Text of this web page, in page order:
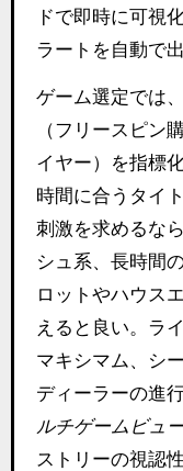
ドで即時に可視
ラートを自動で
ゲーム選定では、
（フリースピン
イヤー）を指標
時間に合うタイ
刺激を求めるな
シュ系、長時間
ロットやハウス
えると良い。ラ
マキシマム、シ
ディーラーの進
ルチゲームビュ
ストリーの視認